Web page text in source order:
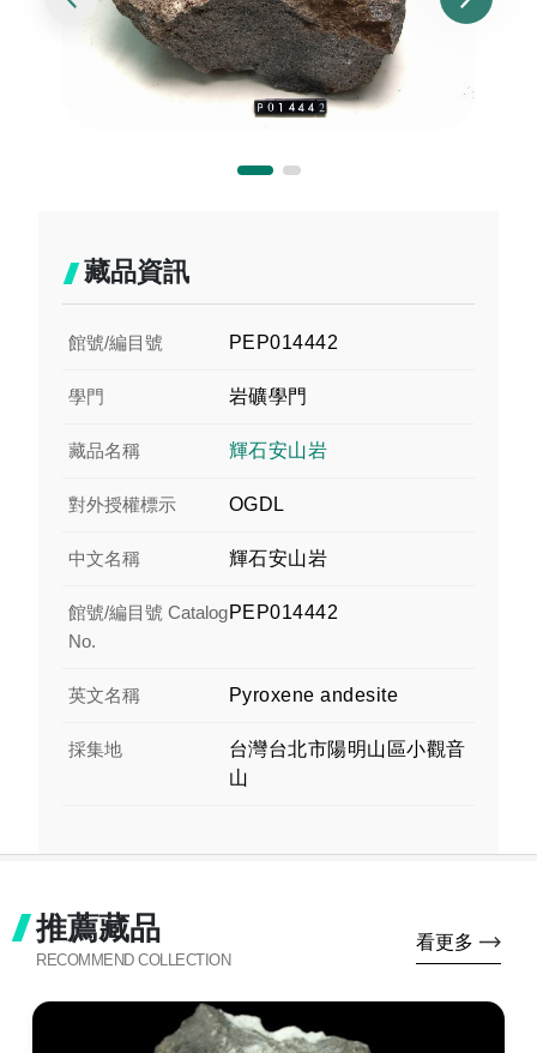
藏品資訊
館號/編目號 PEP014442
學門 岩礦學門
藏品名稱 輝石安山岩
對外授權標示 OGDL
中文名稱 輝石安山岩
館號/編目號 Catalog
No.
PEP014442
英文名稱 Pyroxene andesite
採集地
台灣台北市陽明山區小觀音
山
推薦藏品
RECOMMEND COLLECTION
看更多